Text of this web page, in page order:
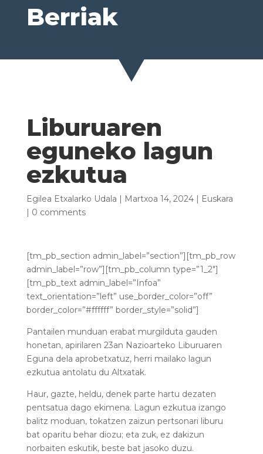
Berriak
Liburuaren
eguneko lagun
ezkutua
Egilea Etxalarko Udala | Martxoa 14, 2024| Euskara
| 0 comments
[tm_pb_section admin_label=”section”][tm_pb_row
admin_label=”row”][tm_pb_column type=”1_2″]
[tm_pb_text admin_label=”Infoa”
text_orientation=”left” use_border_color=”off”
border_color=”#ffffff” border_style=”solid”]
Pantailen munduan erabat murgilduta gauden
honetan, apirilaren 23an Nazioarteko Liburuaren
Eguna dela aprobetxatuz, herri mailako lagun
ezkutua antolatu du Altxatak.
Haur, gazte, heldu, denek parte hartu dezaten
pentsatua dago ekimena. Lagun ezkutua izango
balitz moduan, tokatzen zaizun pertsonari liburu
bat oparitu behar diozu; eta zuk, ez dakizun
norbaiten eskutik, beste bat jasoko duzu.